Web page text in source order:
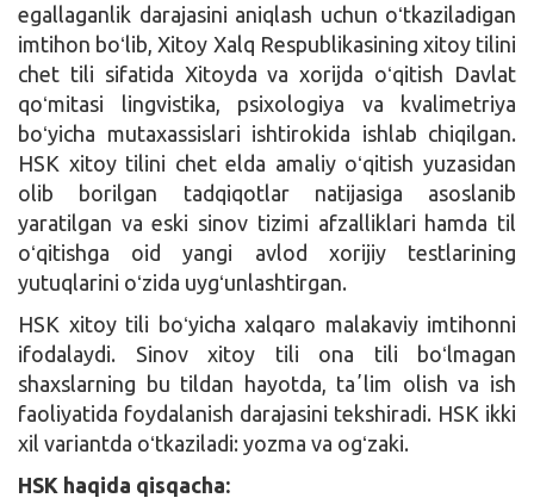
egallaganlik darajasini aniqlash uchun oʻtkaziladigan
imtihon boʻlib, Xitoy Xalq Respublikasining xitoy tilini
chet tili sifatida Xitoyda va xorijda oʻqitish Davlat
qoʻmitasi lingvistika, psixologiya va kvalimetriya
boʻyicha mutaxassislari ishtirokida ishlab chiqilgan.
HSK xitoy tilini chet elda amaliy oʻqitish yuzasidan
olib borilgan tadqiqotlar natijasiga asoslanib
yaratilgan va eski sinov tizimi afzalliklari hamda til
oʻqitishga oid yangi avlod xorijiy testlarining
yutuqlarini oʻzida uygʻunlashtirgan.
HSK xitoy tili boʻyicha xalqaro malakaviy imtihonni
ifodalaydi. Sinov xitoy tili ona tili boʻlmagan
shaxslarning bu tildan hayotda, taʼlim olish va ish
faoliyatida foydalanish darajasini tekshiradi. HSK ikki
xil variantda oʻtkaziladi: yozma va ogʻzaki.
HSK haqida qisqacha: